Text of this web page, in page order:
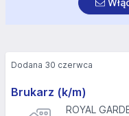
Brukarz (k/m)
ROYAL
Dodana 30 czerwca